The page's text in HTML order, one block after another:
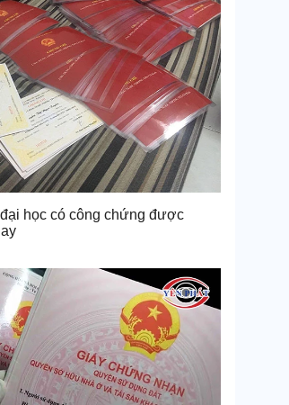
học có công chứng được